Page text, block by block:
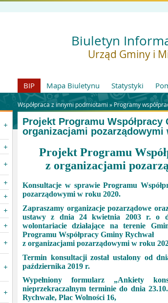
Biuletyn
Urząd Gminy i
BIP Mapa Biuletynu Statystyki
Współpraca z innymi podmiotami » Programy
Projekt Programu Współpracy
organizacjami pozarządowymi
Projekt Programu
z organizacjami
Konsultacje w sprawie Programu
pozarządowymi w roku 2020.
Zapraszamy organizacje pozarządowe
ustawy z dnia 24 kwietnia 2003 r. o
wolontariacie działające na terenie
Programu Współpracy Gminy Rychwał
z organizacjami pozarządowymi w roku
Termin konsultacji został ustalony od
października 2019 r.
Wypełniony formularz „Ankiety
nieprzekraczalnym terminie do dnia
Rychwale, Plac Wolności 16,